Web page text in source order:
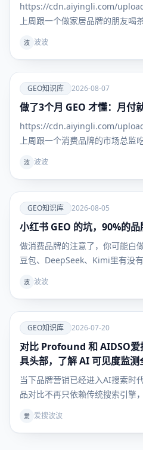
https://cdn.aiyingli.com/
上周跟一个做家居品牌的朋友喝
样。更离谱
波 波波
爱
GEO知识
库
GEO知识库 2026-08-07
做了3个月 GEO 才懂：月付
https://cdn.aiyingli.com/
上周跟一个消费品牌的市场总监
月，效果好
波 波波
爱
GEO知识
GEO知识库 2026-08-05
小红书 GEO 的坑，90%的
做消费品牌的注意了，你可能白
豆包、DeepSeek、Kimi里有没
候，根本不看这些。 他们问AI：
波 波波
爱
GEO知识
库
GEO知识库 2026-07-20
对比 Profound 和 AIDSO爱
具头部，了解 AI 可见度监测
当下品牌营销已经进入AI搜索时
品对比不再只依赖传统搜索引擎
GEO（生成式引擎优化）彻底解
爱 爱搜波波